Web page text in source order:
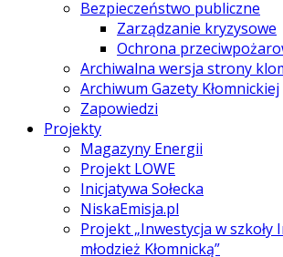
Bezpieczeństwo publiczne
Zarządzanie kryzysowe
Ochrona
Archiwalna wersja strony
Archiwum Gazety Kłomnickiej
Zapowiedzi
Projekty
Magazyny Energii
Projekt LOWE
Inicjatywa Sołecka
NiskaEmisja.pl
Projekt „Inwestycja w szkoły
młodzież Kłomnicką”